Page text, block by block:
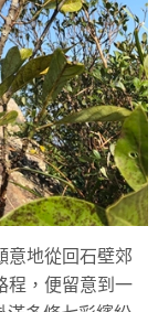
意地從回石壁郊
程，便留意到一